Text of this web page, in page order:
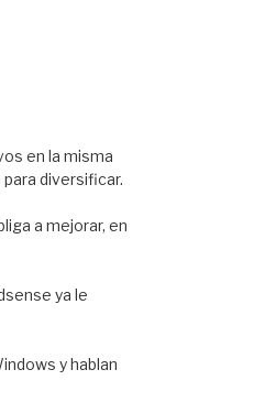
en la misma
diversificar.
a mejorar, en
ya le
y hablan